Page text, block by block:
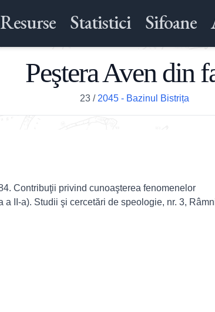
Resurse Statistici Sifoane
Peştera Aven din
23 / 2045 - Bazinul Bistrița
Contribuţii privind cunoaşterea fenomenelor
II-a). Studii şi cercetări de speologie, nr. 3,